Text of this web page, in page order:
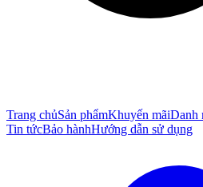
Trang chủSản phẩmKhuyến mãiDanh
Tin tứcBảo hànhHướng dẫn sử dụng